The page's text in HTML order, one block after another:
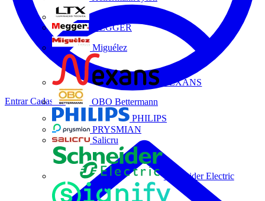
MEGGER
Miguélez
NEXANS
OBO Bettermann
PHILIPS
PRYSMIAN
Salicru
Schneider Electric
EntrarCadastrar